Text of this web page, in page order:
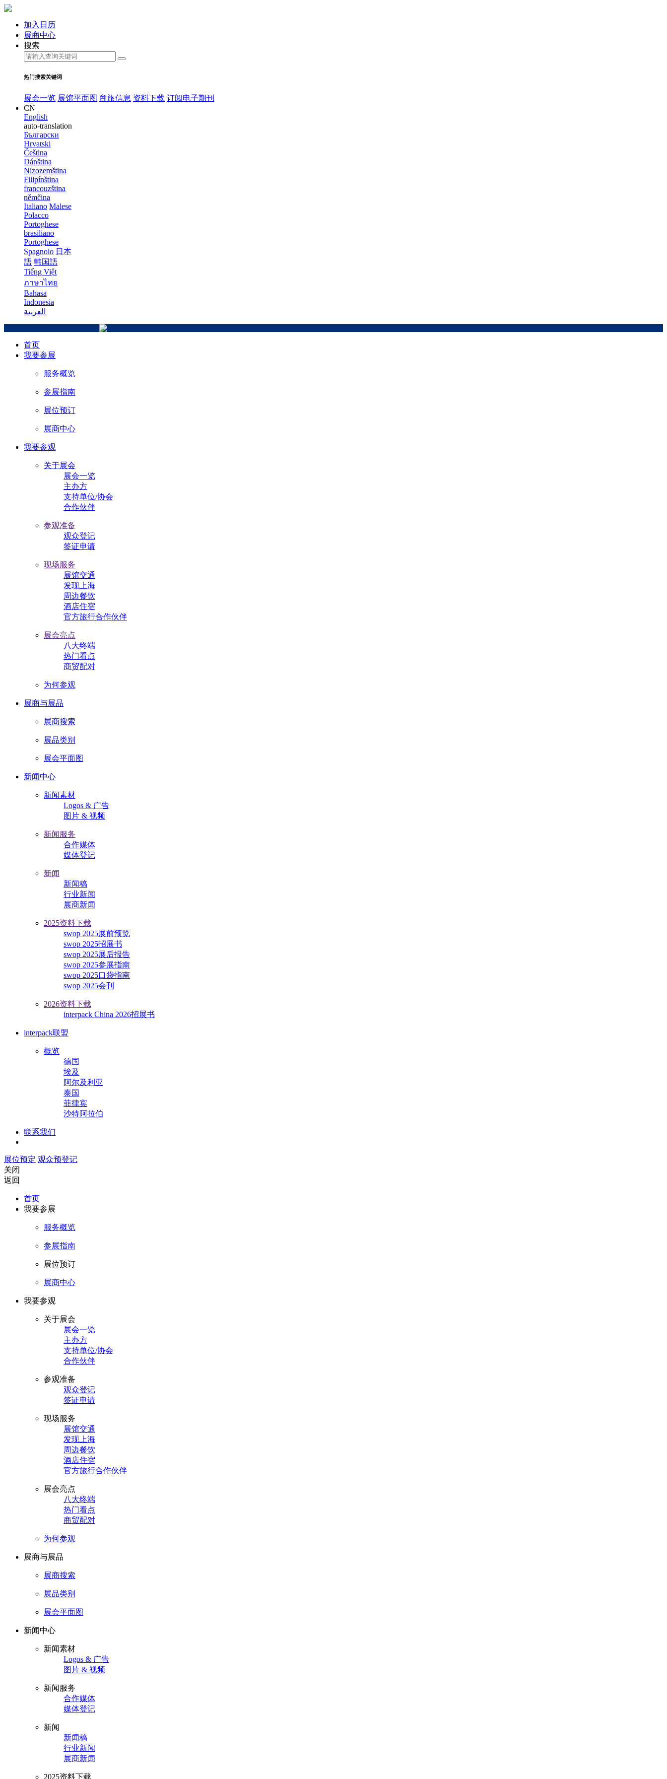
加入日历
展商中心
搜索
热门搜索关键词
展会一览 展馆平面图 商旅信息 资料下载 订阅电子期刊
CN
English
auto-translation
Български
Hrvatski
Čeština
Dánština
Nizozemština
Filipínština
francouzština
němčina
Italiano Malese
Polacco
Portoghese
brasiliano
Portoghese
Spagnolo 日本
語 韩国語
Tiếng Việt
ภาษาไทย
Bahasa
Indonesia
العربية
首页
我要参展
服务概览
参展指南
展位预订
展商中心
我要参观
关于展会
展会一览
主办方
支持单位/协会
合作伙伴
参观准备
观众登记
签证申请
现场服务
展馆交通
发现上海
周边餐饮
酒店住宿
官方旅行合作伙伴
展会亮点
八大终端
热门看点
商贸配对
为何参观
展商与展品
展商搜索
展品类别
展会平面图
新闻中心
新闻素材
Logos & 广告
图片 & 视频
新闻服务
合作媒体
媒体登记
新闻
新闻稿
行业新闻
展商新闻
2025资料下载
swop 2025展前预览
swop 2025招展书
swop 2025展后报告
swop 2025参展指南
swop 2025口袋指南
swop 2025会刊
2026资料下载
interpack China 2026招展书
interpack联盟
概览
德国
埃及
阿尔及利亚
泰国
菲律宾
沙特阿拉伯
联系我们
展位预定 观众预登记
关闭
返回
首页
我要参展
服务概览
参展指南
展位预订
展商中心
我要参观
关于展会
展会一览
主办方
支持单位/协会
合作伙伴
参观准备
观众登记
签证申请
现场服务
展馆交通
发现上海
周边餐饮
酒店住宿
官方旅行合作伙伴
展会亮点
八大终端
热门看点
商贸配对
为何参观
展商与展品
展商搜索
展品类别
展会平面图
新闻中心
新闻素材
Logos & 广告
图片 & 视频
新闻服务
合作媒体
媒体登记
新闻
新闻稿
行业新闻
展商新闻
2025资料下载